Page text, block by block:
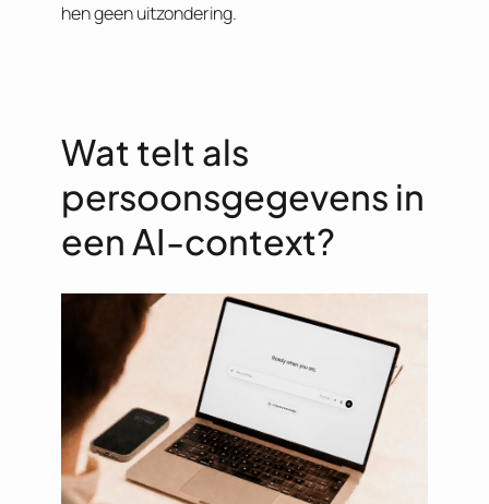
hen geen uitzondering.
Wat telt als
persoonsgegevens in
een AI-context?